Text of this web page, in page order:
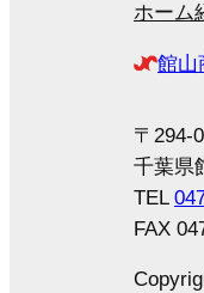
ホーム
館山
〒294-
千葉県
TEL
FAX